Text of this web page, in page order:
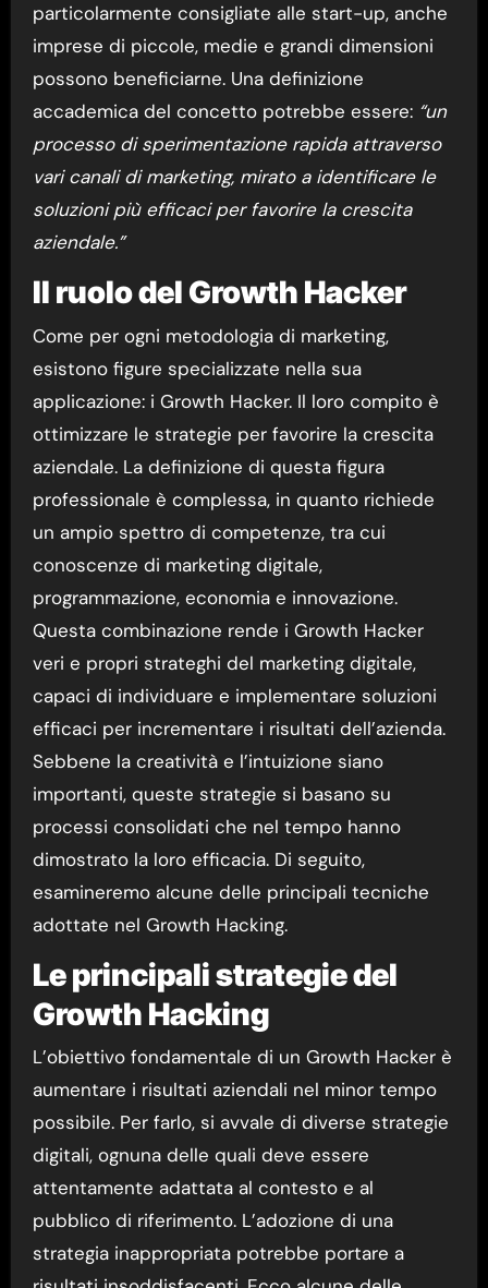
particolarmente consigliate alle start-up, anche
imprese di piccole, medie e grandi dimensioni
possono beneficiarne. Una definizione
accademica del concetto potrebbe essere: “un
processo di sperimentazione rapida attraverso
vari canali di marketing, mirato a identificare le
soluzioni più efficaci per favorire la crescita
aziendale.”
Il ruolo del Growth Hacker
Come per ogni metodologia di marketing,
esistono figure specializzate nella sua
applicazione: i Growth Hacker. Il loro compito è
ottimizzare le strategie per favorire la crescita
aziendale. La definizione di questa figura
professionale è complessa, in quanto richiede
un ampio spettro di competenze, tra cui
conoscenze di marketing digitale,
programmazione, economia e innovazione.
Questa combinazione rende i Growth Hacker
veri e propri strateghi del marketing digitale,
capaci di individuare e implementare soluzioni
efficaci per incrementare i risultati dell’azienda.
Sebbene la creatività e l’intuizione siano
importanti, queste strategie si basano su
processi consolidati che nel tempo hanno
dimostrato la loro efficacia. Di seguito,
esamineremo alcune delle principali tecniche
adottate nel Growth Hacking.
Le principali strategie del
Growth Hacking
L’obiettivo fondamentale di un Growth Hacker è
aumentare i risultati aziendali nel minor tempo
possibile. Per farlo, si avvale di diverse strategie
digitali, ognuna delle quali deve essere
attentamente adattata al contesto e al
pubblico di riferimento. L’adozione di una
strategia inappropriata potrebbe portare a